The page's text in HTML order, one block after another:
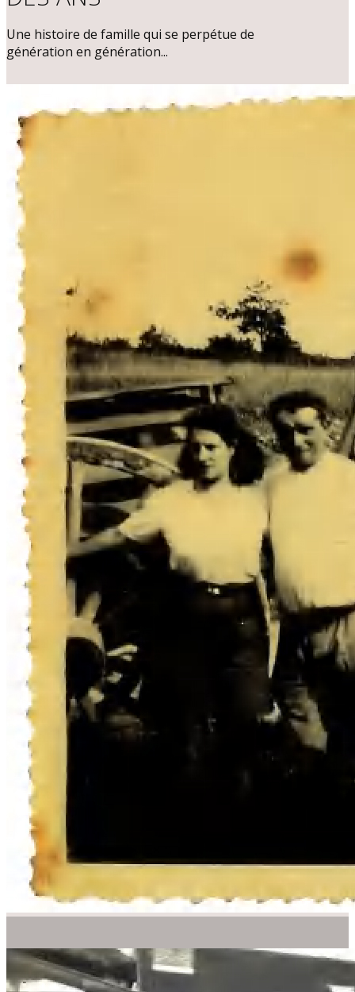
Une histoire de famille qui se perpétue de
génération en génération...